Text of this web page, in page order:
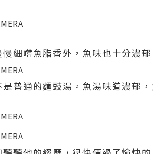
細嚐魚脂香外，魚味也十分濃郁
是普通的麵豉湯。魚湯味道濃郁